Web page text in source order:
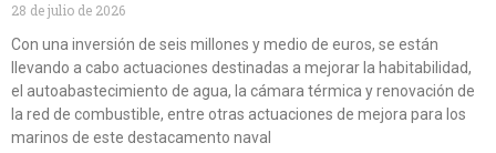
28 de julio de 2026
Con una inversión de seis millones y medio de euros, se están
llevando a cabo actuaciones destinadas a mejorar la habitabilidad,
el autoabastecimiento de agua, la cámara térmica y renovación de
la red de combustible, entre otras actuaciones de mejora para los
marinos de este destacamento naval